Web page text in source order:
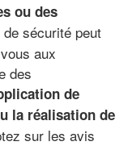
ou des
sécurité peut
aux
des
de
la réalisation de
sur les avis